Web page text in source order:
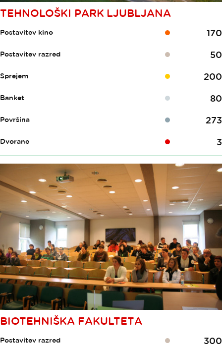
TEHNOLOŠKI PARK LJUBLJANA
Postavitev kino 170
Postavitev razred 50
Sprejem 200
Banket 80
Površina 273
Dvorane 3
BIOTEHNIŠKA FAKULTETA
Postavitev razred 300